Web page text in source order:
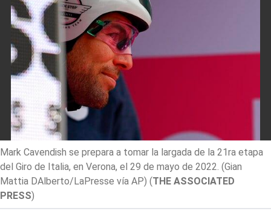
Mark Cavendish se prepara a tomar la largada de la 21ra etapa
del Giro de Italia, en Verona, el 29 de mayo de 2022. (Gian
Mattia DAlberto/LaPresse vía AP) (THE ASSOCIATED
PRESS)